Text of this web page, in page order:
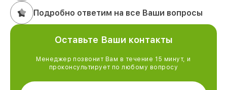
Подробно ответим на все Ваши вопросы
Оставьте Ваши контакты
Менеджер позвонит Вам в течение 15 минут, и
проконсультирует по любому вопросу